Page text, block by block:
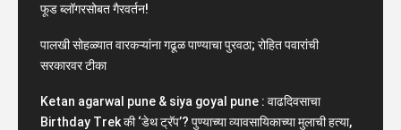
फूड ब्लॉगरसोबत गैरवर्तन!
पालखी सोहळ्यात वारकऱ्यांना गढूळ पाण्याचा पुरवठा; रोहित पवारांची
सरकारवर टीका
Ketan agarwal pune & siya goyal pune : वाढदिवसाचा
Birthday Trek की ‘डेथ ट्रॅप’? पुण्याच्या व्यावसायिकाच्या मुलाची हत्या,